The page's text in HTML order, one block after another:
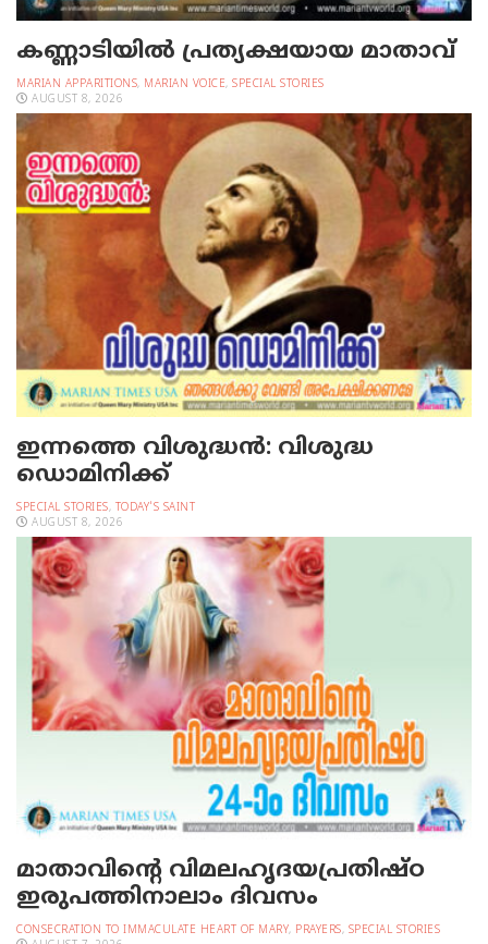
കണ്ണാടിയില്‍ പ്രത്യക്ഷയായ മാതാവ്
MARIAN APPARITIONS, MARIAN VOICE, SPECIAL STORIES
AUGUST 8, 2026
ഇന്നത്തെ വിശുദ്ധന്‍: വിശുദ്ധ
ഡൊമിനിക്ക്
SPECIAL STORIES, TODAY'S SAINT
AUGUST 8, 2026
മാതാവിന്റെ വിമലഹൃദയപ്രതിഷ്ഠ
ഇരുപത്തിനാലാം ദിവസം
CONSECRATION TO IMMACULATE HEART OF MARY, PRAYERS, SPECIAL STORIES